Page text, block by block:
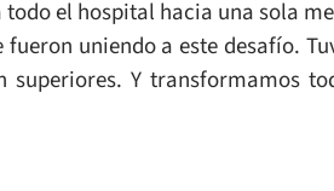
el hospital hacia una sola
uniendo a este desafío.
superiores. Y